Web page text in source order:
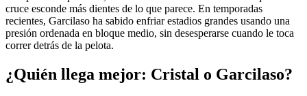
cruce esconde más dientes de lo que parece. En temporadas
recientes, Garcilaso ha sabido enfriar estadios grandes usando una
presión ordenada en bloque medio, sin desesperarse cuando le toca
correr detrás de la pelota.
¿Quién llega mejor: Cristal o Garcilaso?